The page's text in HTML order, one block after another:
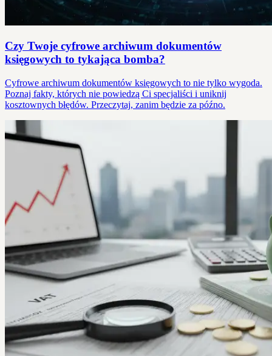
Czy Twoje cyfrowe archiwum dokumentów
księgowych to tykająca bomba?
Cyfrowe archiwum dokumentów księgowych to nie tylko wygoda.
Poznaj fakty, których nie powiedzą Ci specjaliści i uniknij
kosztownych błędów. Przeczytaj, zanim będzie za późno.